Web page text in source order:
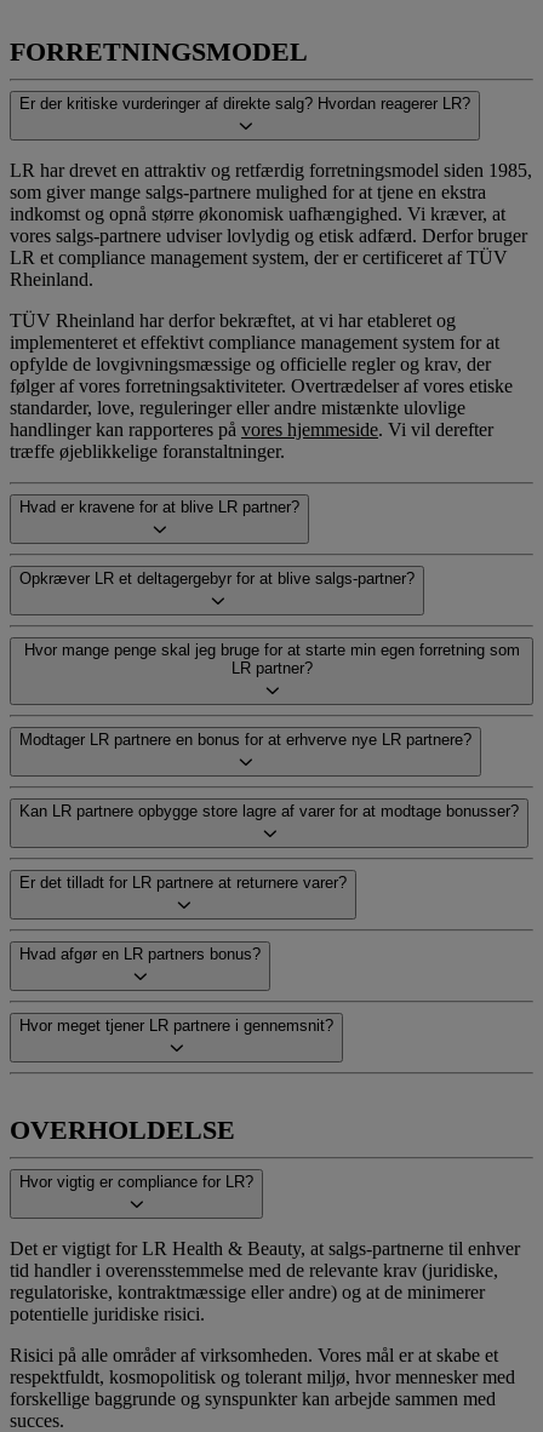
FORRETNINGSMODEL
Er der kritiske vurderinger af direkte salg? Hvordan reagerer LR?
LR har drevet en attraktiv og retfærdig forretningsmodel siden 1985,
som giver mange salgs-partnere mulighed for at tjene en ekstra
indkomst og opnå større økonomisk uafhængighed. Vi kræver, at
vores salgs-partnere udviser lovlydig og etisk adfærd. Derfor bruger
LR et compliance management system, der er certificeret af TÜV
Rheinland.
TÜV Rheinland har derfor bekræftet, at vi har etableret og
implementeret et effektivt compliance management system for at
opfylde de lovgivningsmæssige og officielle regler og krav, der
følger af vores forretningsaktiviteter. Overtrædelser af vores etiske
standarder, love, reguleringer eller andre mistænkte ulovlige
handlinger kan rapporteres på vores hjemmeside. Vi vil derefter
træffe øjeblikkelige foranstaltninger.
Hvad er kravene for at blive LR partner?
Opkræver LR et deltagergebyr for at blive salgs-partner?
Hvor mange penge skal jeg bruge for at starte min egen forretning som
LR partner?
Modtager LR partnere en bonus for at erhverve nye LR partnere?
Kan LR partnere opbygge store lagre af varer for at modtage bonusser?
Er det tilladt for LR partnere at returnere varer?
Hvad afgør en LR partners bonus?
Hvor meget tjener LR partnere i gennemsnit?
OVERHOLDELSE
Hvor vigtig er compliance for LR?
Det er vigtigt for LR Health & Beauty, at salgs-partnerne til enhver
tid handler i overensstemmelse med de relevante krav (juridiske,
regulatoriske, kontraktmæssige eller andre) og at de minimerer
potentielle juridiske risici.
Risici på alle områder af virksomheden. Vores mål er at skabe et
respektfuldt, kosmopolitisk og tolerant miljø, hvor mennesker med
forskellige baggrunde og synspunkter kan arbejde sammen med
succes.